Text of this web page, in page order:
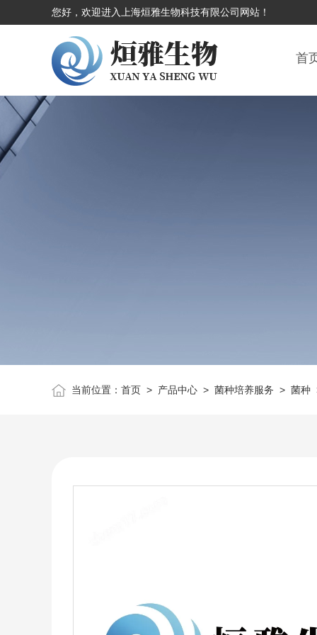
您好，欢迎进入上海烜雅生物科技有限公司网站！
首
当前位置： 首页> 产品中心> 菌种培养服务 > 菌种